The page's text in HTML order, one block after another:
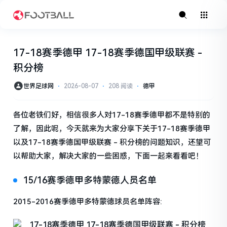
17-18赛季德甲 17-18赛季德国甲级联赛 -
积分榜
世界足球网 ⋅ 2026-08-07 ⋅ 208 阅读 ⋅ 德甲
各位老铁们好，相信很多人对17-18赛季德甲都不是特别的
了解，因此呢，今天就来为大家分享下关于17-18赛季德甲
以及17-18赛季德国甲级联赛 - 积分榜的问题知识，还望可
以帮助大家，解决大家的一些困惑，下面一起来看看吧！
15/16赛季德甲多特蒙德人员名单
2015-2016赛季德甲多特蒙德球员名单阵容: